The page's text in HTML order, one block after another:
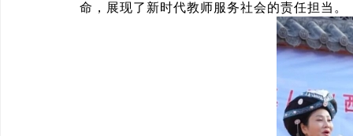
命，展现了新时代教师服务社会的责任担当。